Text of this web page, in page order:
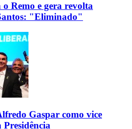
Remo e gera revolta
"Eliminado"
Gaspar como vice